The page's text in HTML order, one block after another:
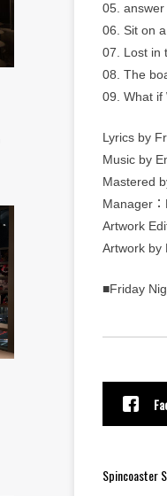
05. answer
06. Sit on
07. Lost in
08. The
09. What if
Lyrics by
Music by
Mastered
Manager
Artwork
Artwork by
■Friday
Spincoaster